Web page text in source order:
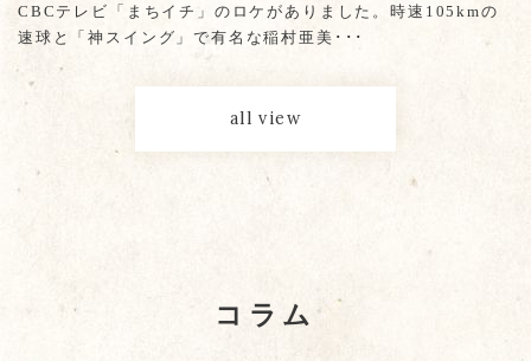
CBCテレビ「まちイチ」のロケがありました。時速105kmの
速球と「神スイング」で有名な稲村亜美･･･
all view
コラム